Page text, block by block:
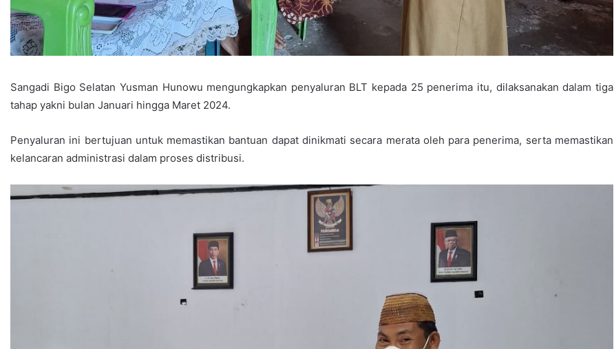
Sangadi Bigo Selatan Yusman Hunowu mengungkapkan penyaluran BLT kepada 25 penerima itu, dilaksanakan dalam tiga
tahap yakni bulan Januari hingga Maret 2024.
Penyaluran ini bertujuan untuk memastikan bantuan dapat dinikmati secara merata oleh para penerima, serta memastikan
kelancaran administrasi dalam proses distribusi.